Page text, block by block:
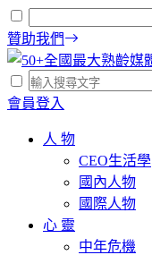
贊助我們
會員登入
人 物
CEO生活學
國內人物
國際人物
心 靈
中年危機